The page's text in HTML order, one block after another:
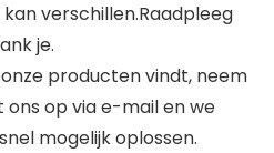
verschillen.Raadpleeg
je.
producten vindt, neem
op via e-mail en we
mogelijk oplossen.